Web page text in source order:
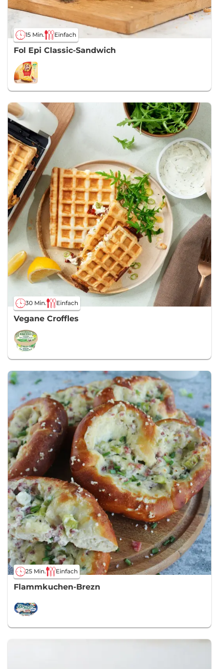
15 Min. Einfach
Fol Epi Classic-Sandwich
30 Min. Einfach
Vegane Croffles
25 Min. Einfach
Flammkuchen-Brezn